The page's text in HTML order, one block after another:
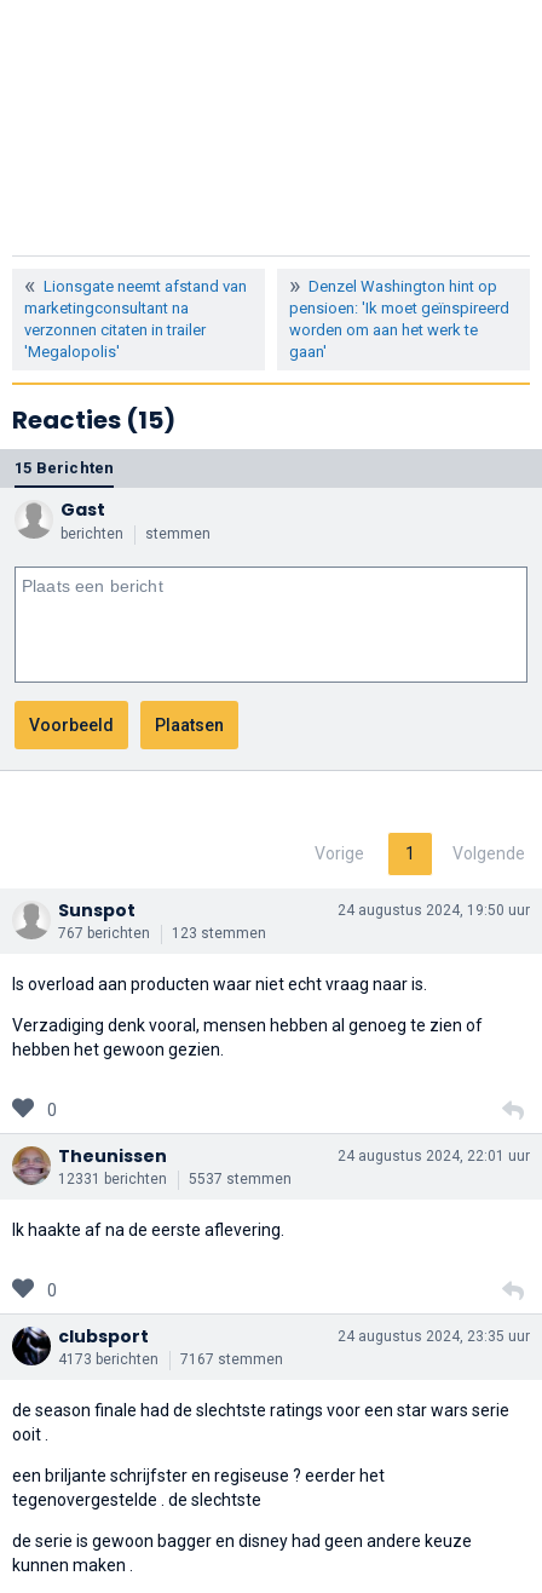
Lionsgate neemt afstand van
marketingconsultant na
verzonnen citaten in trailer
'Megalopolis'
Denzel Washington hint op
pensioen: 'Ik moet geïnspireerd
worden om aan het werk te
gaan'
Reacties (15)
15 Berichten
Gast
berichten stemmen
Vorige 1 Volgende
Sunspot
767 berichten 123 stemmen
24 augustus 2024, 19:50 uur
Is overload aan producten waar niet echt vraag naar is.
Verzadiging denk vooral, mensen hebben al genoeg te zien of
hebben het gewoon gezien.
0
Theunissen
12331 berichten 5537 stemmen
24 augustus 2024, 22:01 uur
Ik haakte af na de eerste aflevering.
0
clubsport
4173 berichten 7167 stemmen
24 augustus 2024, 23:35 uur
de season finale had de slechtste ratings voor een star wars serie
ooit .
een briljante schrijfster en regiseuse ? eerder het
tegenovergestelde . de slechtste
de serie is gewoon bagger en disney had geen andere keuze
kunnen maken .